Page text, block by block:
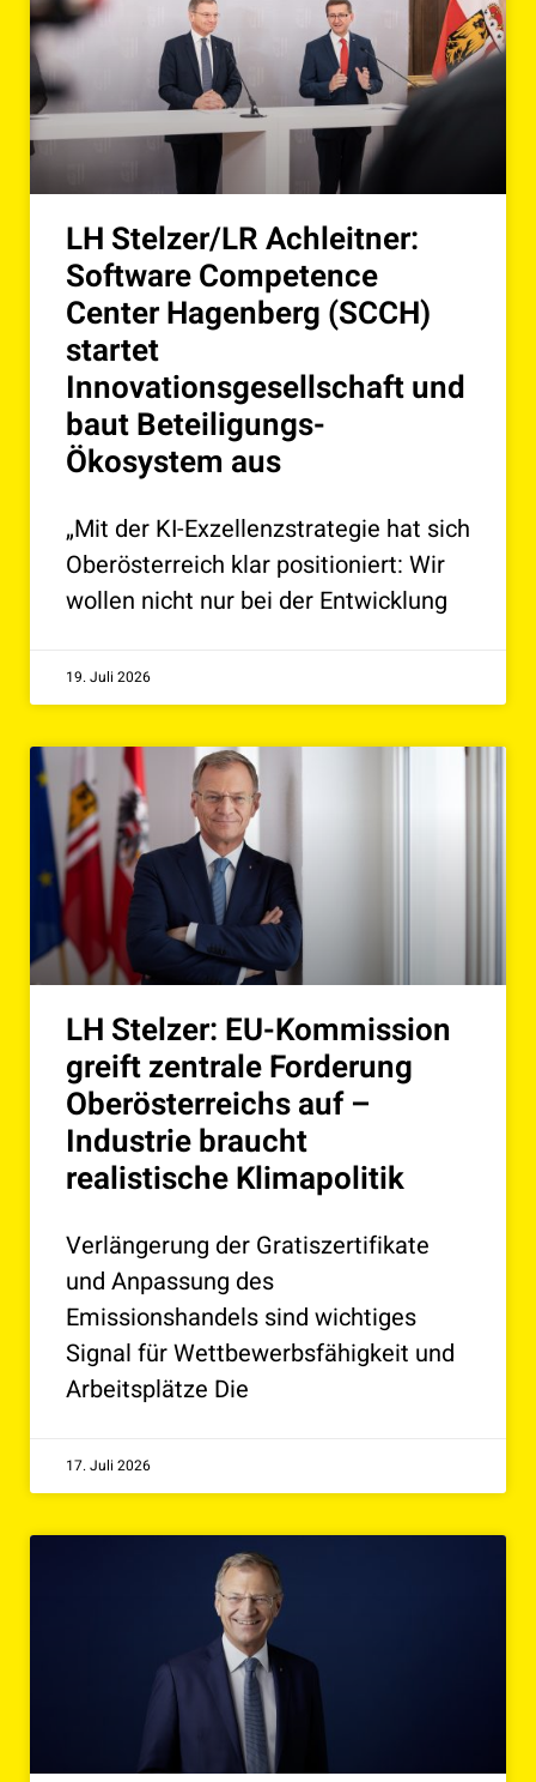
LH Stelzer/LR Achleitner:
Software Competence
Center Hagenberg (SCCH)
startet
Innovationsgesellschaft und
baut Beteiligungs-
Ökosystem aus
„Mit der KI-Exzellenzstrategie hat sich
Oberösterreich klar positioniert: Wir
wollen nicht nur bei der Entwicklung
19. Juli 2026
LH Stelzer: EU-Kommission
greift zentrale Forderung
Oberösterreichs auf –
Industrie braucht
realistische Klimapolitik
Verlängerung der Gratiszertifikate
und Anpassung des
Emissionshandels sind wichtiges
Signal für Wettbewerbsfähigkeit und
Arbeitsplätze Die
17. Juli 2026